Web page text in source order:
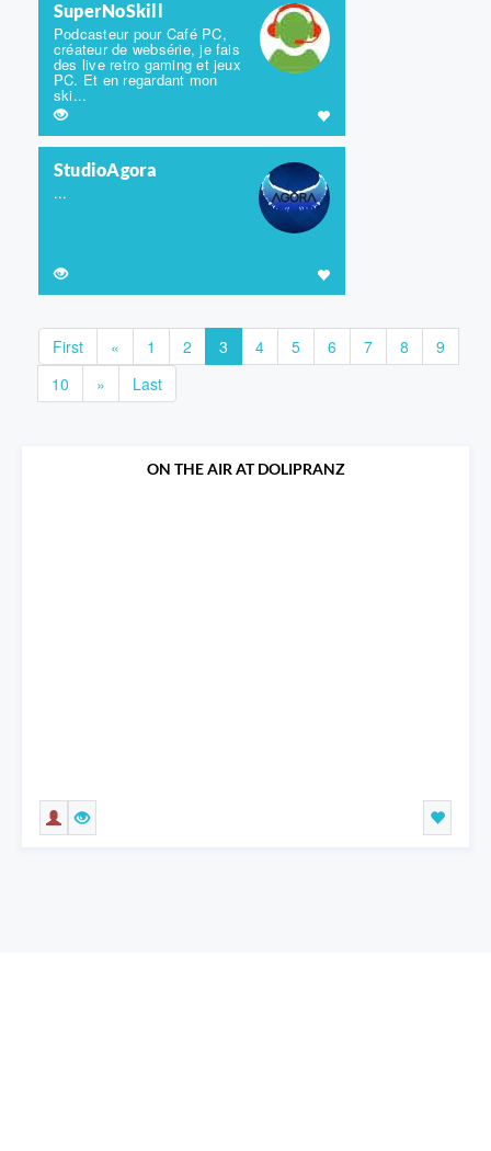
SuperNoSkill
Podcasteur pour Café PC,
créateur de websérie, je fais
des live retro gaming et jeux
PC. Et en regardant mon
ski...
StudioAgora
...
First « 1 2 3 4 5 6 7 8
9
10
» Last
ON THE AIR AT DOLIPRANZ